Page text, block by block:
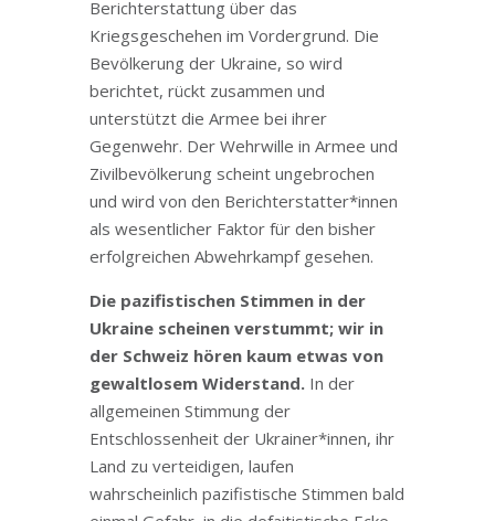
Berichterstattung über das
Kriegsgeschehen im Vordergrund. Die
Bevölkerung der Ukraine, so wird
berichtet, rückt zusammen und
unterstützt die Armee bei ihrer
Gegenwehr. Der Wehrwille in Armee und
Zivilbevölkerung scheint ungebrochen
und wird von den Berichterstatter*innen
als wesentlicher Faktor für den bisher
erfolgreichen Abwehrkampf gesehen.
Die pazifistischen Stimmen in der
Ukraine scheinen verstummt; wir in
der Schweiz hören kaum etwas von
gewaltlosem Widerstand.In der
allgemeinen Stimmung der
Entschlossenheit der Ukrainer*innen, ihr
Land zu verteidigen, laufen
wahrscheinlich pazifistische Stimmen bald